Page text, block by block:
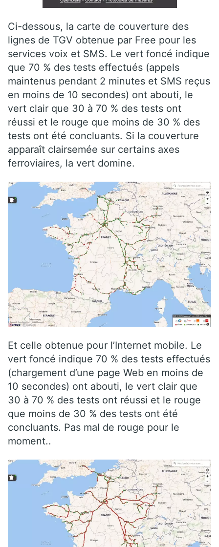
Ci-dessous, la carte de couverture des
lignes de TGV obtenue par Free pour les
services voix et SMS. Le vert foncé indique
que 70 % des tests effectués (appels
maintenus pendant 2 minutes et SMS reçus
en moins de 10 secondes) ont abouti, le
vert clair que 30 à 70 % des tests ont
réussi et le rouge que moins de 30 % des
tests ont été concluants. Si la couverture
apparaît clairsemée sur certains axes
ferroviaires, la vert domine.
Et celle obtenue pour l’Internet mobile. Le
vert foncé indique 70 % des tests effectués
(chargement d’une page Web en moins de
10 secondes) ont abouti, le vert clair que
30 à 70 % des tests ont réussi et le rouge
que moins de 30 % des tests ont été
concluants. Pas mal de rouge pour le
moment..